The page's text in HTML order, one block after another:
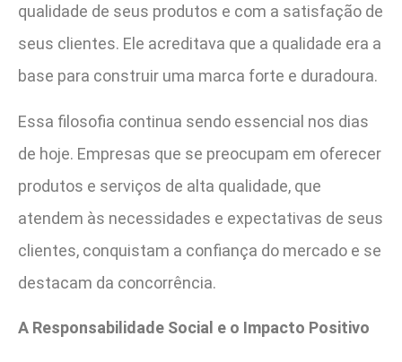
qualidade de seus produtos e com a satisfação de
seus clientes. Ele acreditava que a qualidade era a
base para construir uma marca forte e duradoura.
Essa filosofia continua sendo essencial nos dias
de hoje. Empresas que se preocupam em oferecer
produtos e serviços de alta qualidade, que
atendem às necessidades e expectativas de seus
clientes, conquistam a confiança do mercado e se
destacam da concorrência.
A Responsabilidade Social e o Impacto Positivo